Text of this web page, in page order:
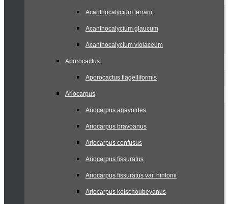
Acanthocalycium ferrarii
Acanthocalycium glaucum
Acanthocalycium violaceum
Aporocactus
Aporocactus flagelliformis
Ariocarpus
Ariocarpus agavoides
Ariocarpus bravoanus
Ariocarpus confusus
Ariocarpus fissuratus
Ariocarpus fissuratus var. hintonii
Ariocarpus kotschoubeyanus